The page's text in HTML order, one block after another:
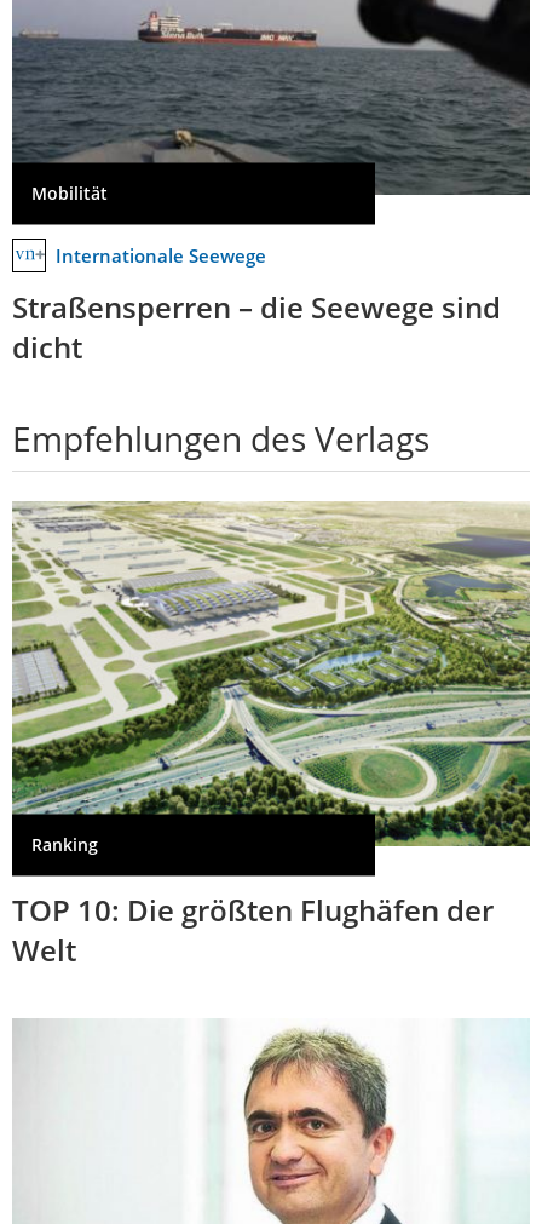
Mobilität
Internationale Seewege
Straßensperren – die Seewege sind
dicht
Empfehlungen des Verlags
Ranking
TOP 10: Die größten Flughäfen der
Welt